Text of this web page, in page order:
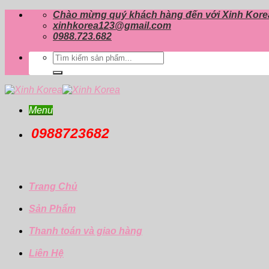
Skip
Chào mừng quý khách hàng đến với Xinh
xinhkorea123@gmail.com
0988.723.682
Tìm
kiếm:
Menu
0988723682
Trang Chủ
Sản Phẩm
Thanh toán và giao hàng
Liên Hệ